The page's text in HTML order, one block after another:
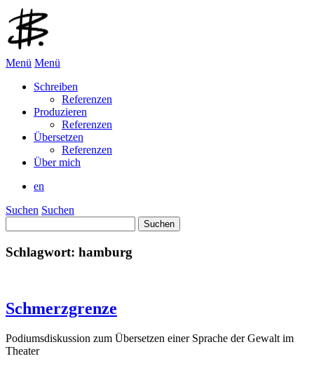
Menü Menü
Schreiben
Referenzen
Produzieren
Referenzen
Übersetzen
Referenzen
Über mich
en
Suchen Suchen
nach:
Schlagwort: hamburg
Schmerzgrenze
Podiumsdiskussion zum Übersetzen einer Sprache der Gewalt im
Theater